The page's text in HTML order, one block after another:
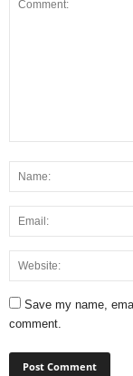
Save my name,
comment.